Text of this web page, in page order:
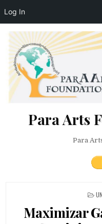
Log In
Para Arts
Para
Maximizar